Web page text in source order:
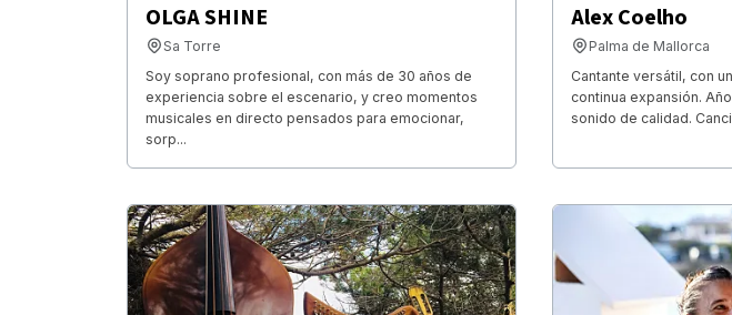
OLGA SHINE
Sa Torre
Soy soprano profesional, con más de 30 años de
experiencia sobre el escenario, y creo momentos
musicales en directo pensados para emocionar,
sorp...
Alex Coelho
Palma de Mallorca
Cantante versátil, con
continua expansión.
sonido de calidad.